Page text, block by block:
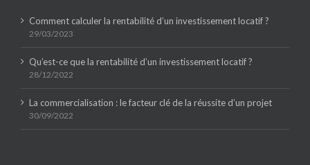
Comment calculer la rentabilité d’un investissement locatif ?
29/03/2023
Qu’est-ce que la rentabilité d’un investissement locatif ?
28/12/2022
La commercialisation : le facteur clé de la réussite d’un projet
30/09/2022